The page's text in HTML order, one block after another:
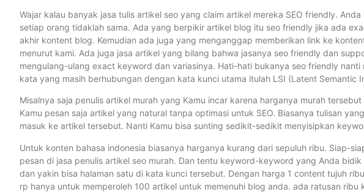
Wajar kalau banyak jasa tulis artikel seo yang claim artikel mereka SEO friendly.
setiap orang tidaklah sama. Ada yang berpikir artikel blog itu seo friendly jika ada
akhir kontent blog. Kemudian ada juga yang menganggap memberikan link ke
menurut kami. Ada juga jasa artikel yang bilang bahwa jasanya seo friendly dan
mengulang-ulang exact keyword dan variasinya. Hati-hati bukanya seo friendly
kata yang masih berhubungan dengan kata kunci utama itulah LSI (Latent
Misalnya saja penulis artikel murah yang Kamu incar karena harganya murah
Kamu pesan saja artikel yang natural tanpa optimasi untuk SEO. Biasanya tulisan
masuk ke artikel tersebut. Nanti Kamu bisa sunting sedikit-sedikit menyisipkan
Untuk konten bahasa indonesia biasanya harganya kurang dari sepuluh ribu. Siap-
pesan di jasa penulis artikel seo murah. Dan tentu keyword-keyword yang Anda
dan yakin bisa halaman satu di kata kunci tersebut. Dengan harga 1 content tujuh
rp hanya untuk memperoleh 100 artikel untuk memenuhi blog anda. ada ratusan